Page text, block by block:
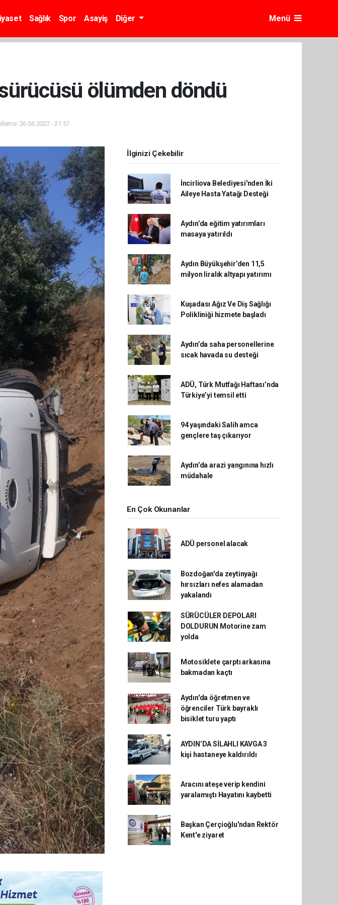
Sağlık Spor Asayiş Diğer Menü
ölümden döndü
26.06.2022 - 21:57
İlginizi Çekebilir
İncirliova Belediyesi'nden İki
Aileye Hasta Yatağı Desteği
Aydın’da eğitim yatırımları
masaya yatırıldı
Aydın Büyükşehir’den 11,5
milyon liralık altyapı yatırımı
Kuşadası Ağız Ve Diş Sağlığı
Polikliniği hizmete başladı
Aydın’da saha personellerine
sıcak havada su desteği
ADÜ, Türk Mutfağı Haftası’nda
Türkiye’yi temsil etti
94 yaşındaki Salih amca
gençlere taş çıkarıyor
Aydın’da arazi yangınına hızlı
müdahale
En Çok Okunanlar
ADÜ personel alacak
Bozdoğan'da zeytinyağı
hırsızları nefes alamadan
yakalandı
SÜRÜCÜLER DEPOLARI
DOLDURUN Motorine zam
yolda
Motosiklete çarptı arkasına
bakmadan kaçtı
Aydın'da öğretmen ve
öğrenciler Türk bayraklı
bisiklet turu yaptı
AYDIN’DA SİLAHLI KAVGA 3
kişi hastaneye kaldırıldı
Aracını ateşe verip kendini
yaralamıştı Hayatını kaybetti
Başkan Çerçioğlu'ndan Rektör
Kent'e ziyaret